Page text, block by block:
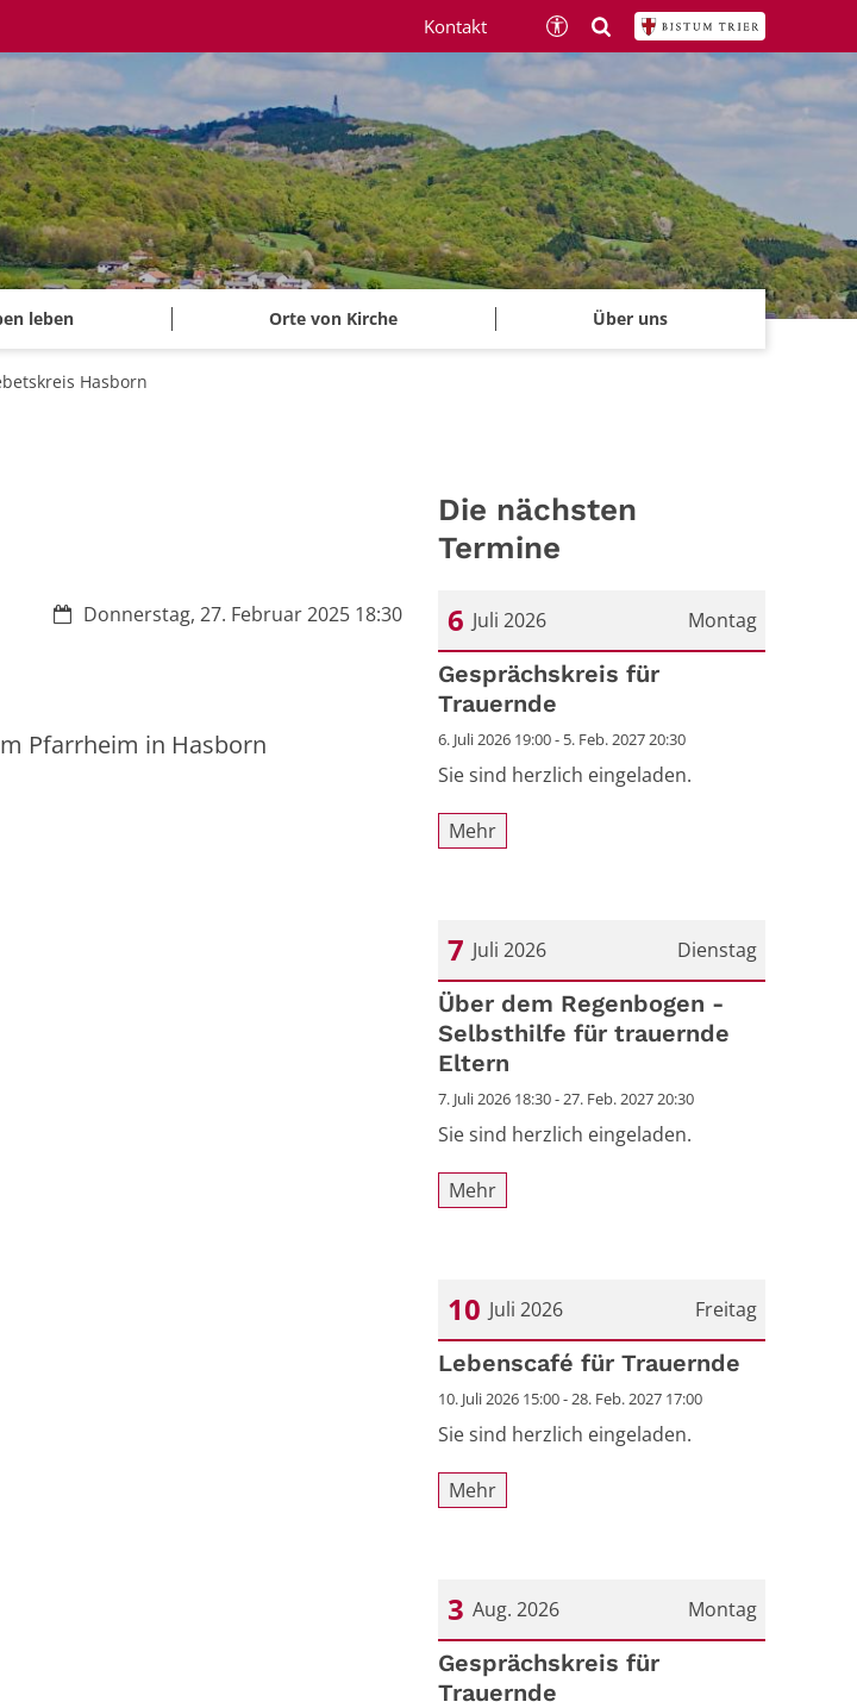
leben Orte von Kirche Über uns
Kontakt
Hasborn
Datum:Donnerstag, 27. Februar 2025 18:30
Pfarrheim in Hasborn
Die nächsten
Termine
Montag
6 Juli 2026
Datum: 6. Juli 2026
Gesprächskreis für
Trauernde
6. Juli 2026 19:00 - 5. Feb. 2027 20:30
Sie sind herzlich eingeladen.
Mehr
Dienstag
7 Juli 2026
Datum: 7. Juli 2026
Über dem Regenbogen -
Selbsthilfe für trauernde
Eltern
7. Juli 2026 18:30 - 27. Feb. 2027 20:30
Sie sind herzlich eingeladen.
Mehr
Freitag
10 Juli 2026
Datum: 10. Juli 2026
Lebenscafé für Trauernde
10. Juli 2026 15:00 - 28. Feb. 2027 17:00
Sie sind herzlich eingeladen.
Mehr
Montag
3 Aug. 2026
Datum: 3. August 2026
Gesprächskreis für
Trauernde